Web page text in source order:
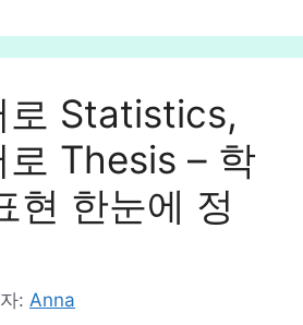
로 Statistics,
로 Thesis – 학
현 한눈에 정
: Anna